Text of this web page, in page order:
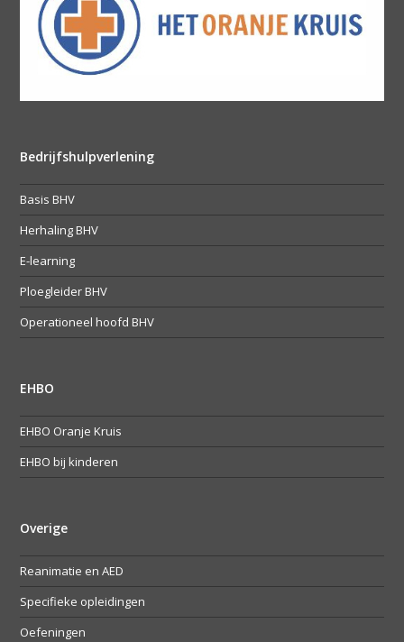
Bedrijfshulpverlening
Basis BHV
Herhaling BHV
E-learning
Ploegleider BHV
Operationeel hoofd BHV
EHBO
EHBO Oranje Kruis
EHBO bij kinderen
Overige
Reanimatie en AED
Specifieke opleidingen
Oefeningen